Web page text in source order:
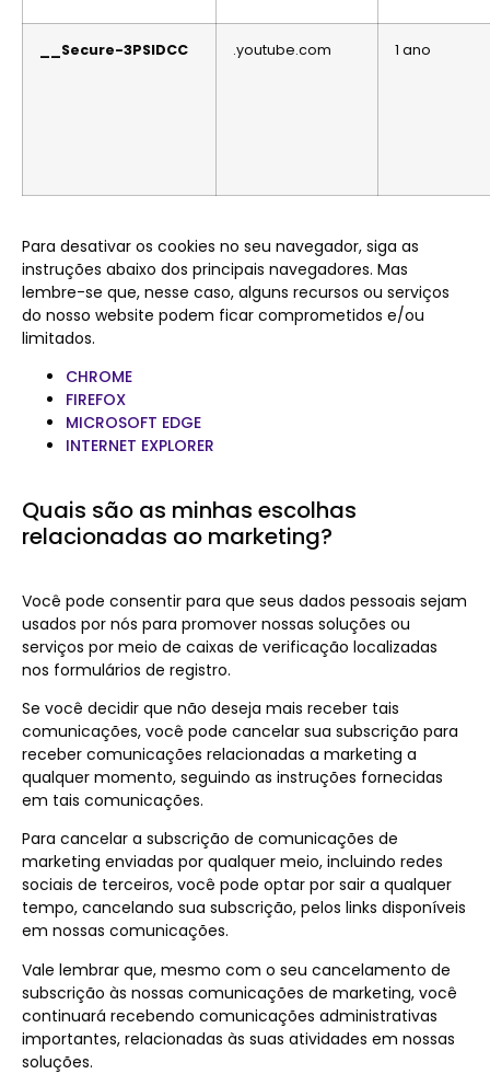
__Secure-3PSIDCC .youtube.com 1 ano
Para desativar os cookies no seu navegador, siga as
instruções abaixo dos principais navegadores. Mas
lembre-se que, nesse caso, alguns recursos ou serviços
do nosso website podem ficar comprometidos e/ou
limitados.
CHROME
FIREFOX
MICROSOFT EDGE
INTERNET EXPLORER
Quais são as minhas escolhas
relacionadas ao marketing?
Você pode consentir para que seus dados pessoais sejam
usados por nós para promover nossas soluções ou
serviços por meio de caixas de verificação localizadas
nos formulários de registro.
Se você decidir que não deseja mais receber tais
comunicações, você pode cancelar sua subscrição para
receber comunicações relacionadas a marketing a
qualquer momento, seguindo as instruções fornecidas
em tais comunicações.
Para cancelar a subscrição de comunicações de
marketing enviadas por qualquer meio, incluindo redes
sociais de terceiros, você pode optar por sair a qualquer
tempo, cancelando sua subscrição, pelos links disponíveis
em nossas comunicações.
Vale lembrar que, mesmo com o seu cancelamento de
subscrição às nossas comunicações de marketing, você
continuará recebendo comunicações administrativas
importantes, relacionadas às suas atividades em nossas
soluções.